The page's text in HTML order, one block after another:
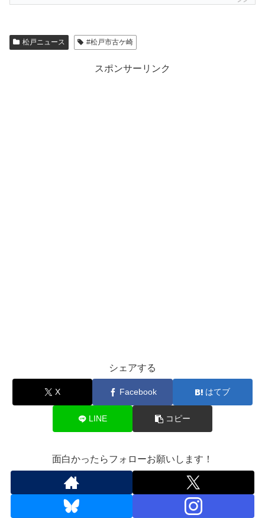
松戸ニュース #松戸市古ケ崎
スポンサーリンク
シェアする
X Facebook はてブ
LINE コピー
面白かったらフォローお願いします！